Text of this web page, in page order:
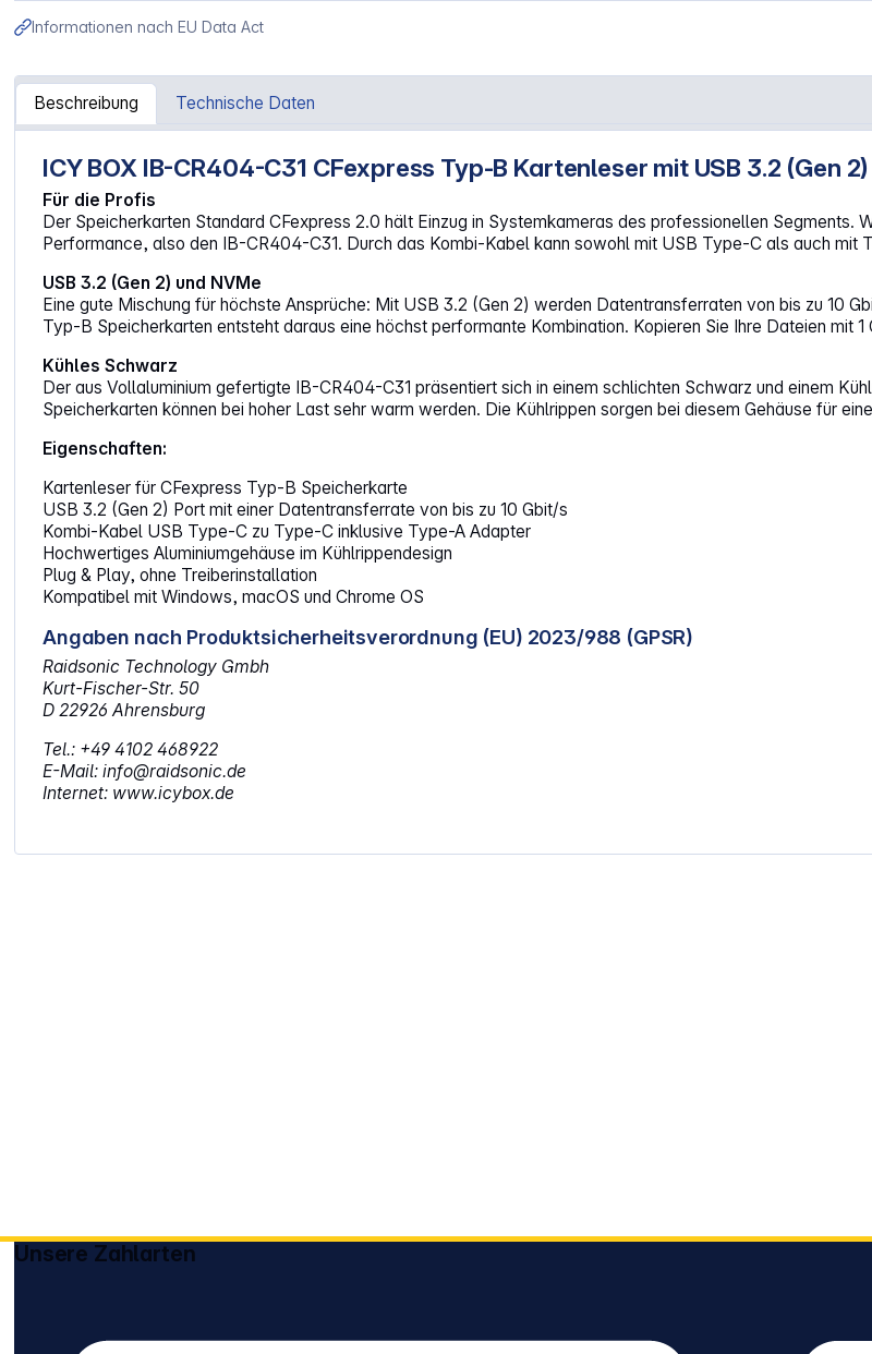
Informationen nach EU Data Act
Beschreibung Technische Daten
Artikelinformationen "ICY BOX IB-CR404-C31 CFexpress Typ-B mit USB 3.2 Gen2"
ICY BOX IB-CR404-C31 CFexpress Typ-B Kartenleser mit USB 3.2 (Gen 2)
Für die Profis
Der Speicherkarten Standard CFexpress 2.0 hält Einzug in Systemkameras des professionellen Segments.
Performance, also den IB-CR404-C31. Durch das Kombi-Kabel kann sowohl mit USB Type-C als auch mit
USB 3.2 (Gen 2) und NVMe
Eine gute Mischung für höchste Ansprüche: Mit USB 3.2 (Gen 2) werden Datentransferraten von bis zu 10
Typ-B Speicherkarten entsteht daraus eine höchst performante Kombination. Kopieren Sie Ihre Dateien mit 1
Kühles Schwarz
Der aus Vollaluminium gefertigte IB-CR404-C31 präsentiert sich in einem schlichten Schwarz und einem
Speicherkarten können bei hoher Last sehr warm werden. Die Kühlrippen sorgen bei diesem Gehäuse für
Eigenschaften:
Kartenleser für CFexpress Typ-B Speicherkarte
USB 3.2 (Gen 2) Port mit einer Datentransferrate von bis zu 10 Gbit/s
Kombi-Kabel USB Type-C zu Type-C inklusive Type-A Adapter
Hochwertiges Aluminiumgehäuse im Kühlrippendesign
Plug & Play, ohne Treiberinstallation
Kompatibel mit Windows, macOS und Chrome OS
Angaben nach Produktsicherheitsverordnung (EU) 2023/988 (GPSR)
Raidsonic Technology Gmbh
Kurt-Fischer-Str. 50
D 22926 Ahrensburg
Tel.: +49 4102 468922
E-Mail: info@raidsonic.de
Internet: www.icybox.de
Unsere Zahlarten